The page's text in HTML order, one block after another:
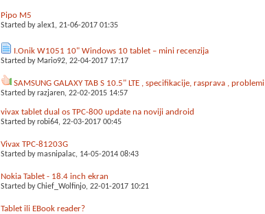
Pipo M5
Started byalex1, 21-06-2017 01:35
I.Onik W1051 10" Windows 10 tablet – mini recenzija
Started by Mario92, 22-04-2017 17:17
SAMSUNG GALAXY TAB S 10.5" LTE , specifikacije, rasprava , problemi
Started byrazjaren, 22-02-2015 14:57
vivax tablet dual os TPC-800 update na noviji android
Started byrobi64, 22-03-2017 00:45
Vivax TPC-81203G
Started bymasnipalac, 14-05-2014 08:43
Nokia Tablet - 18.4 inch ekran
Started byChief_Wolfinjo, 22-01-2017 10:21
Tablet ili EBook reader?